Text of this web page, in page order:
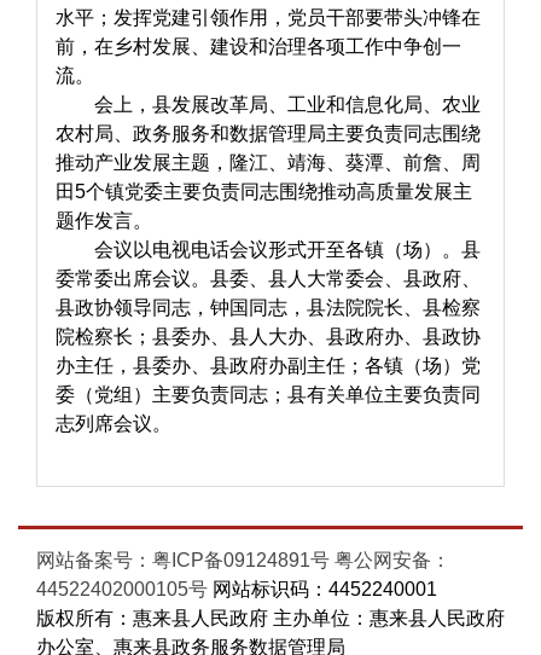
水平；发挥党建引领作用，党员干部要带头冲锋在
前，在乡村发展、建设和治理各项工作中争创一
流。
会上，县发展改革局、工业和信息化局、农业
农村局、政务服务和数据管理局主要负责同志围绕
推动产业发展主题，隆江、靖海、葵潭、前詹、周
田5个镇党委主要负责同志围绕推动高质量发展主
题作发言。
会议以电视电话会议形式开至各镇（场）。县
委常委出席会议。县委、县人大常委会、县政府、
县政协领导同志，钟国同志，县法院院长、县检察
院检察长；县委办、县人大办、县政府办、县政协
办主任，县委办、县政府办副主任；各镇（场）党
委（党组）主要负责同志；县有关单位主要负责同
志列席会议。
网站备案号：粤ICP备09124891号 粤公网安备：
44522402000105号 网站标识码：4452240001
版权所有：惠来县人民政府 主办单位：惠来县人民政府
办公室、惠来县政务服务数据管理局